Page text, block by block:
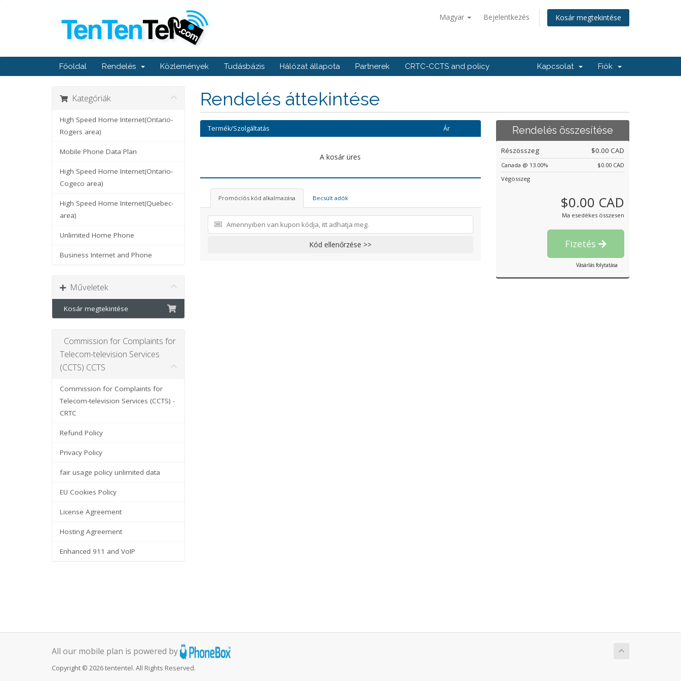
Magyar Bejelentkezés Kosár megtekintése
Főoldal Rendelés Közlemények Tudásbázis Hálózat állapota Partnerek CRTC-CCTS and policy Kapcsolat Fiók
Rendelés áttekintése
Kategóriák
High Speed Home Internet(Ontario-
Rogers area)
Mobile Phone Data Plan
High Speed Home Internet(Ontario-
Cogeco area)
High Speed Home Internet(Quebec-
area)
Unlimited Home Phone
Business Internet and Phone
Műveletek
Kosár megtekintése
Commission for Complaints for
Telecom-television Services
(CCTS) CCTS
Commission for Complaints for
Telecom-television Services (CCTS) -
CRTC
Refund Policy
Privacy Policy
fair usage policy unlimited data
EU Cookies Policy
License Agreement
Hosting Agreement
Enhanced 911 and VoIP
Termék/Szolgáltatás Ár
A kosár üres
Promóciós kód alkalmazása Becsült adók
Kód ellenőrzése >>
Rendelés összesítése
Részösszeg $0.00 CAD
Canada @ 13.00%
$0.00 CAD
Végösszeg
$0.00 CAD
Ma esedékes összesen
Fizetés
Vásárlás folytatása
All our mobile plan is powered by
Copyright © 2026 tententel. All Rights Reserved.